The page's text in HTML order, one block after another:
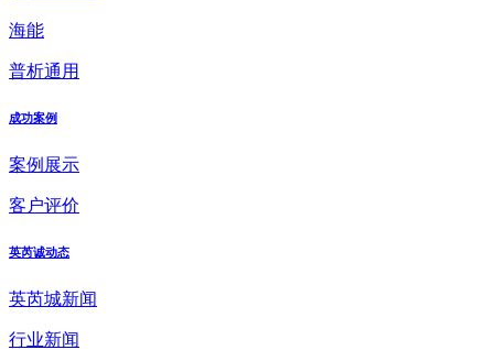
海能
普析通用
成功案例
案例展示
客户评价
英芮诚动态
英芮城新闻
行业新闻